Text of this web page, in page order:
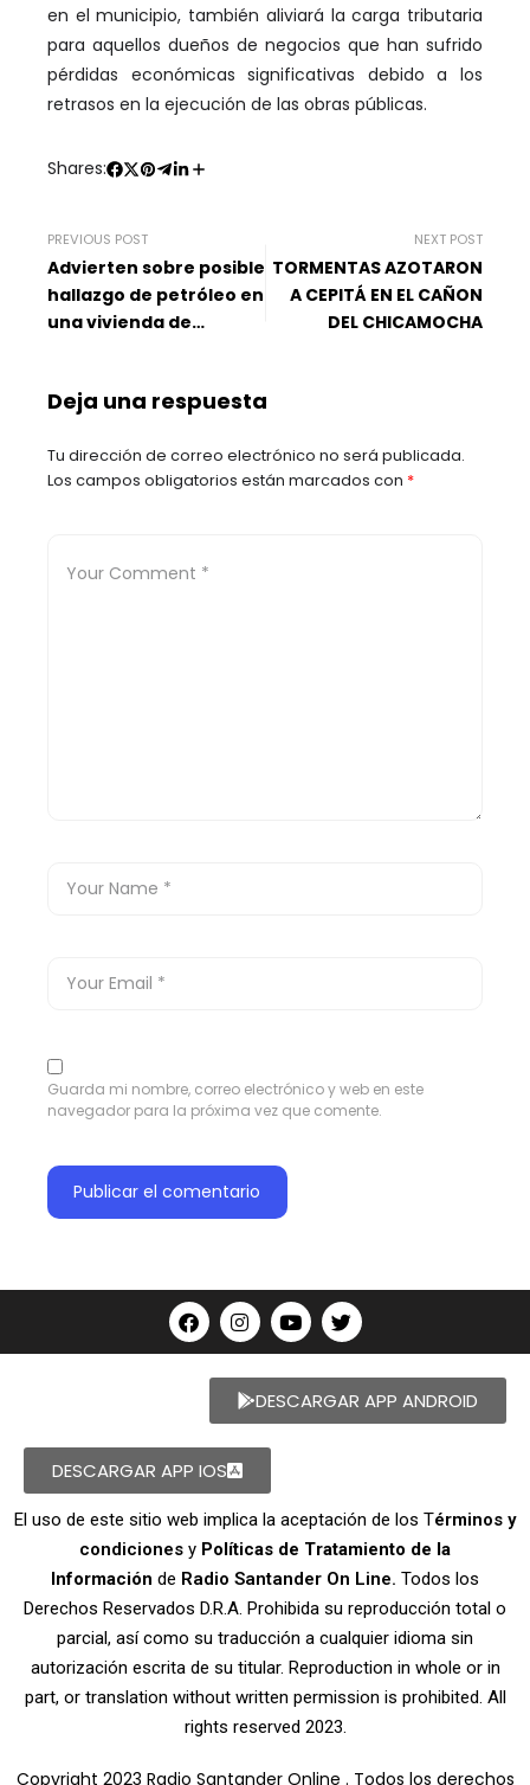
en el municipio, también aliviará la carga tributaria
para aquellos dueños de negocios que han sufrido
pérdidas económicas significativas debido a los
retrasos en la ejecución de las obras públicas.
Shares:
PREVIOUS POST
Advierten sobre posible
hallazgo de petróleo en
una vivienda de
NEXT POST
TORMENTAS AZOTARON
A CEPITÁ EN EL CAÑON
DEL CHICAMOCHA
Deja una respuesta
Tu dirección de correo electrónico no será publicada.
Los campos obligatorios están marcados con *
Guarda mi nombre, correo electrónico y web en este
navegador para la próxima vez que comente.
DESCARGAR APP ANDROID
DESCARGAR APP IOS
El uso de este sitio web implica la aceptación de los Términos y
condiciones y Políticas de Tratamiento de la
Información de Radio Santander On Line. Todos los
Derechos Reservados D.R.A. Prohibida su reproducción total o
parcial, así como su traducción a cualquier idioma sin
autorización escrita de su titular. Reproduction in whole or in
part, or translation without written permission is prohibited. All
rights reserved 2023.
Copyright 2023 Radio Santander Online . Todos los derechos